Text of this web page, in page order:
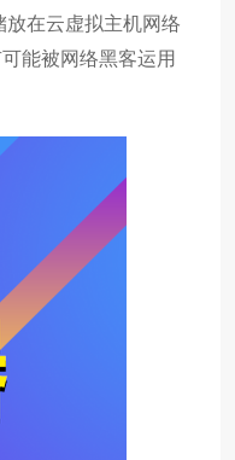
在云虚拟主机网络
能被网络黑客运用